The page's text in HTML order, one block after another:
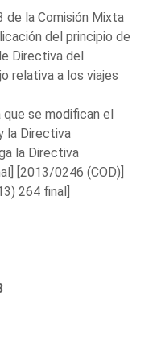
la Comisión Mixta
del principio de
Directiva del
relativa a los viajes
se modifican el
la Directiva
la Directiva
[2013/0246 (COD)]
264 final]